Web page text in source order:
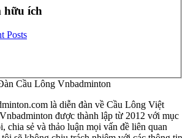
hữu ích
Posts
Cầu Lông Vnbadminton
là diễn đàn về Cầu Lông Việt
được thành lập từ 2012 với mục
chia sẻ và thảo luận mọi vấn đề liên quan